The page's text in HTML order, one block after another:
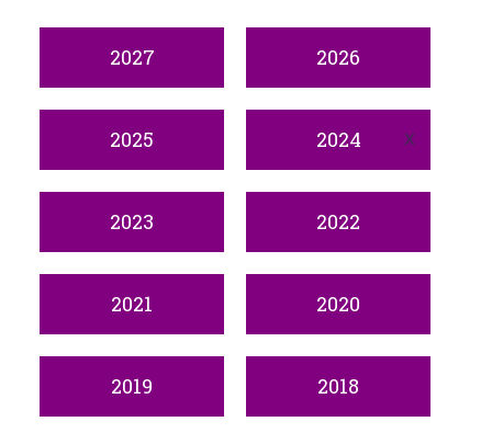
2027 2026
2025 2024
2023 2022
2021 2020
2019 2018